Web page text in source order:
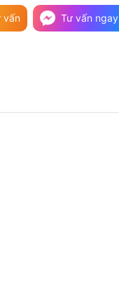
vấn Tư vấn ngay